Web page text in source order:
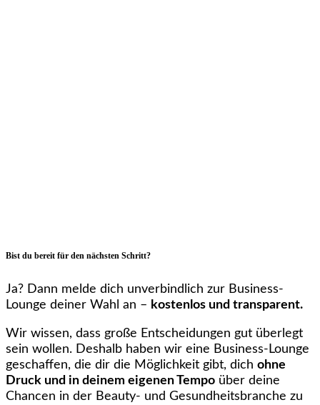
Bist du bereit für den nächsten Schritt?
Ja? Dann melde dich unverbindlich zur Business-
Lounge deiner Wahl an – kostenlos und transparent.
Wir wissen, dass große Entscheidungen gut überlegt
sein wollen. Deshalb haben wir eine Business-Lounge
geschaffen, die dir die Möglichkeit gibt, dich ohne
Druck und in deinem eigenen Tempo über deine
Chancen in der Beauty- und Gesundheitsbranche zu